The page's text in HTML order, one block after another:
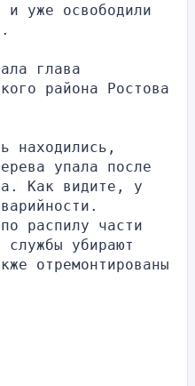
и уже освободили
глава
района Ростова
находились,
упала после
Как видите, у
распилу части
службы убирают
отремонтированы